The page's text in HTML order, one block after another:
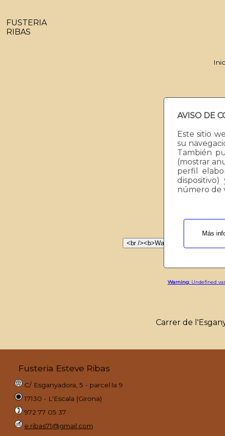
AVISO DE
Este sitio
su
También
(mostrar
perfil
número de
Más
FUSTERIA
RIBAS
/
/
/
Warning: Undefined
Carrer de
Fusteria Esteve Ribas
C/ Esganyadora, 5 - parcel·la 9
17130 - L'Escala (Girona)
972 77 05 37
e.ribas71@gmail.com